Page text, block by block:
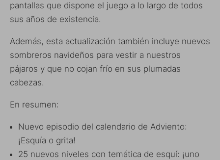
pantallas que dispone el juego a lo largo de todos
sus años de existencia.
Además, esta actualización también incluye nuevos
sombreros navideños para vestir a nuestros
pájaros y que no cojan frío en sus plumadas
cabezas.
En resumen:
Nuevo episodio del calendario de Adviento:
¡Esquía o grita!
25 nuevos niveles con temática de esquí: ¡uno